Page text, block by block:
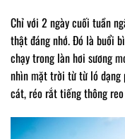
Chỉ với 2 ngày cuối tuần
thật đáng nhớ. Đó là buổi
chạy trong làn hơi sương
nhìn mặt trời từ từ ló dạng
cát, réo rắt tiếng thông